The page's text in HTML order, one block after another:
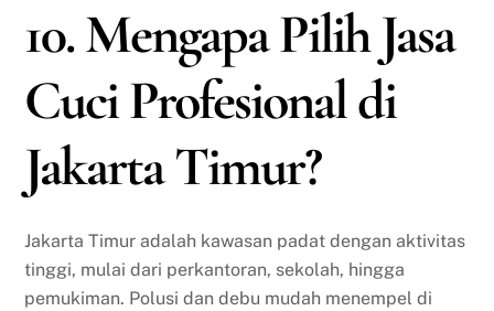
10. Mengapa Pilih Jasa
Cuci Profesional di
Jakarta Timur?
Jakarta Timur adalah kawasan padat dengan aktivitas
tinggi, mulai dari perkantoran, sekolah, hingga
pemukiman. Polusi dan debu mudah menempel di